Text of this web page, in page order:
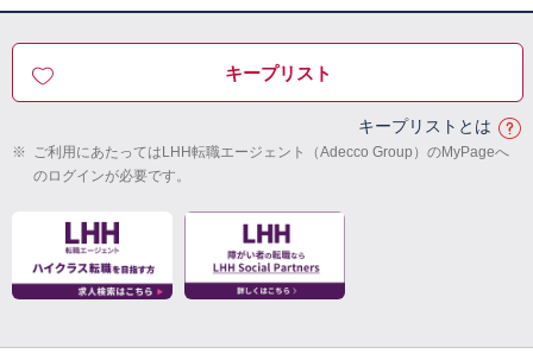
キープリスト
キープリストとは
※ ご利用にあたってはLHH転職エージェント（Adecco Group）のMyPageへ
のログインが必要です。